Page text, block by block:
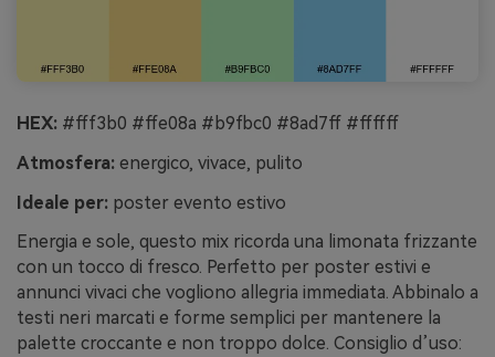
HEX: #fff3b0 #ffe08a #b9fbc0 #8ad7ff #ffffff
Atmosfera: energico, vivace, pulito
Ideale per: poster evento estivo
Energia e sole, questo mix ricorda una limonata frizzante
con un tocco di fresco. Perfetto per poster estivi e
annunci vivaci che vogliono allegria immediata. Abbinalo a
testi neri marcati e forme semplici per mantenere la
palette croccante e non troppo dolce. Consiglio d’uso: